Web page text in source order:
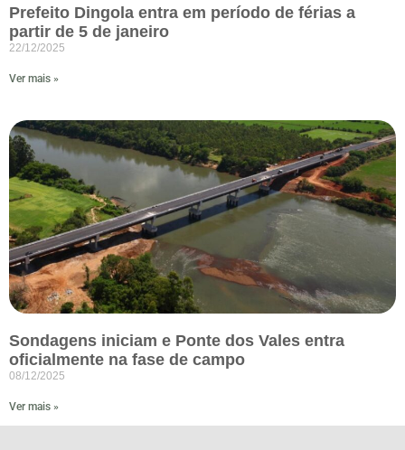
Prefeito Dingola entra em período de férias a
partir de 5 de janeiro
22/12/2025
Ver mais »
Sondagens iniciam e Ponte dos Vales entra
oficialmente na fase de campo
08/12/2025
Ver mais »